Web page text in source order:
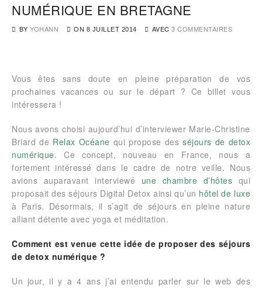
NUMÉRIQUE EN BRETAGNE
BY YOHANN ON 8 JUILLET 2014 AVEC 3 COMMENTAIRES
Vous êtes sans doute en pleine préparation de vos
prochaines vacances ou sur le départ ? Ce billet vous
intéressera !
Nous avons choisi aujourd’hui d’interviewer Marie-Christine
Briard de Relax Océane qui propose des séjours de detox
numérique. Ce concept, nouveau en France, nous a
fortement intéressé dans le cadre de notre veille. Nous
avions auparavant interviewé une chambre d’hôtes qui
proposait des séjours Digital Detox ainsi qu’un hôtel de luxe
à Paris. Désormais, il s’agit de séjours en pleine nature
alliant détente avec yoga et méditation.
Comment est venue cette idée de proposer des séjours
de detox numérique ?
Un jour, il y a 4 ans j’ai entendu parler sur le web des